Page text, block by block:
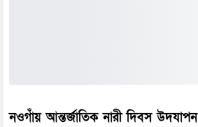
নওগাঁয় আন্তর্জাতিক নারী দিবস উদযাপন